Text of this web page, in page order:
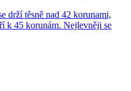
drží těsně nad 42 korunami,
k 45 korunám. Nejlevněji se